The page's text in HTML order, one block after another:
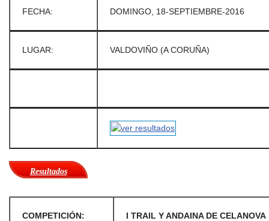
FECHA: DOMINGO, 18-SEPTIEMBRE-2016
LUGAR: VALDOVIÑO (A CORUÑA)
Resultados
COMPETICIÓN: I TRAIL Y ANDAINA DE CELANOVA